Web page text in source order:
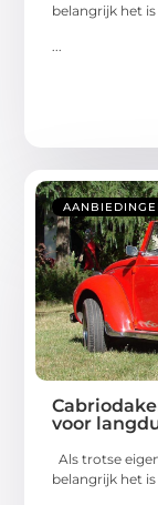
belangrijk het
...
voor
Als trotse
belangrijk het